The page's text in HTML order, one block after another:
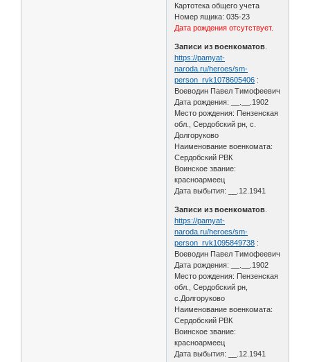
Картотека общего учета
Номер ящика: 035-23
Дата рождения отсутствует.
Записи из военкоматов
https://pamyat-
naroda.ru/heroes/sm-
person_rvk1078605406 :
Воеводин Павел Тимофеевич
Дата рождения: __.__.1902
Место рождения: Пензенская
обл., Сердобский рн, с.
Долгоруково
Наименование военкомата:
Сердобский РВК
Воинское звание:
красноармеец
Дата выбытия: __.12.1941
Записи из военкоматов
https://pamyat-
naroda.ru/heroes/sm-
person_rvk1095849738 :
Воеводин Павел Тимофеевич
Дата рождения: __.__.1902
Место рождения: Пензенская
обл., Сердобский рн,
с.Долгоруково
Наименование военкомата:
Сердобский РВК
Воинское звание:
красноармеец
Дата выбытия: __.12.1941